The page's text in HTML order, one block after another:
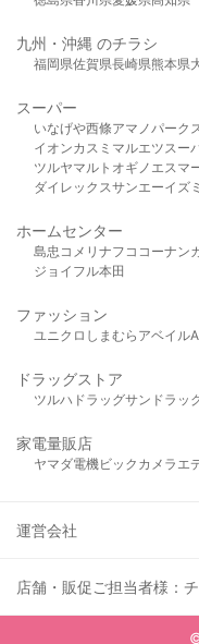
九州・沖縄 のチラシ
福岡県佐賀県長崎県熊本県
スーパー
いなげや西條アマノパーク
イオンカスミ マルエツスー
ツルヤマルト オギノ エスマ
ダイレックスサンエーイズ
ホームセンター
島忠 コメリ ナフコ コーナン
ジョイフル本田
ファッション
ユニクロ しまむら アベイル
ドラッグストア
ツルハドラッグサンドラッ
家電量販店
ヤマダ電機ビックカメラ エ
運営会社
店舗・販促ご担当者様：